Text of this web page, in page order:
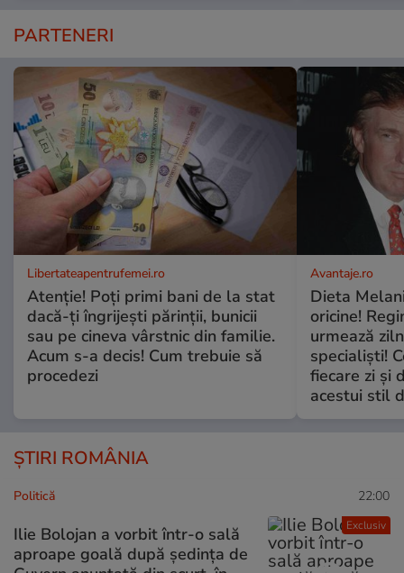
PARTENERI
Libertateapentrufemei.ro
Atenție! Poți primi bani de la stat
dacă-ți îngrijești părinții, bunicii
sau pe cineva vârstnic din familie.
Acum s-a decis! Cum trebuie să
procedezi
Avantaje.ro
Dieta
oricine!
urmează
specialiști!
fiecare zi și
acestui stil
ȘTIRI ROMÂNIA
Exclusiv
Politică 22:00
Ilie Bolojan a vorbit într-o sală
aproape goală după ședința de